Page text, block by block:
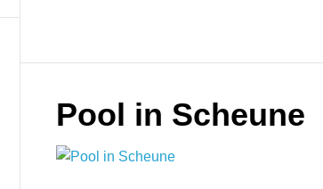
Pool in Scheune